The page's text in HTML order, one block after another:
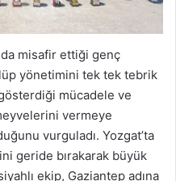
misafir ettiği genç
yönetimini tek tek tebrik
mücadele ve
vermeye
vurguladı. Yozgat’ta
geride bırakarak büyük
ekip, Gaziantep adına